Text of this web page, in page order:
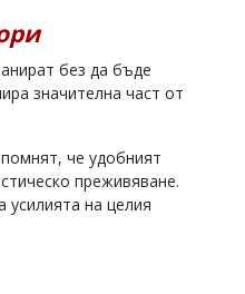
без да бъде
значителна част от
че удобният
преживяване.
на целия